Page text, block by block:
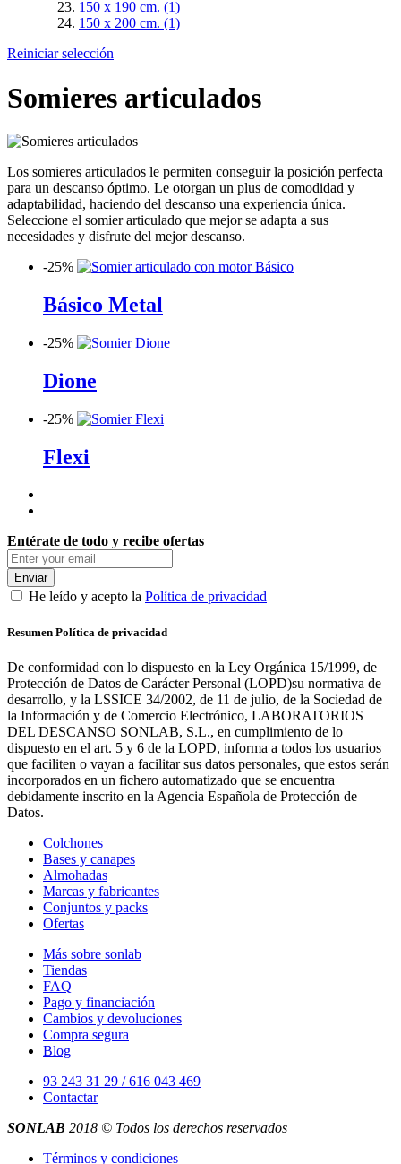
150 x 190 cm. (1)
150 x 200 cm. (1)
Reiniciar selección
Somieres articulados
Los somieres articulados le permiten conseguir la posición perfecta
para un descanso óptimo. Le otorgan un plus de comodidad y
adaptabilidad, haciendo del descanso una experiencia única.
Seleccione el somier articulado que mejor se adapta a sus
necesidades y disfrute del mejor descanso.
-25%
Básico Metal
-25%
Dione
-25%
Flexi
Entérate de todo y recibe ofertas
Enviar
He leído y acepto la Política de privacidad
Resumen Política de privacidad
De conformidad con lo dispuesto en la Ley Orgánica 15/1999, de
Protección de Datos de Carácter Personal (LOPD)su normativa de
desarrollo, y la LSSICE 34/2002, de 11 de julio, de la Sociedad de
la Información y de Comercio Electrónico, LABORATORIOS
DEL DESCANSO SONLAB, S.L., en cumplimiento de lo
dispuesto en el art. 5 y 6 de la LOPD, informa a todos los usuarios
que faciliten o vayan a facilitar sus datos personales, que estos serán
incorporados en un fichero automatizado que se encuentra
debidamente inscrito en la Agencia Española de Protección de
Datos.
Colchones
Bases y canapes
Almohadas
Marcas y fabricantes
Conjuntos y packs
Ofertas
Más sobre sonlab
Tiendas
FAQ
Pago y financiación
Cambios y devoluciones
Compra segura
Blog
93 243 31 29 / 616 043 469
Contactar
SONLAB 2018 © Todos los derechos reservados
Términos y condiciones